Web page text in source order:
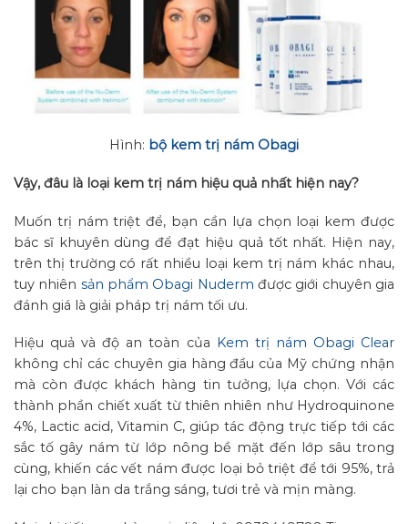
Hình: bộ kem trị nám Obagi
Vậy, đâu là loại kem trị nám hiệu quả nhất hiện nay?
Muốn trị nám triệt để, bạn cần lựa chọn loại kem được
bác sĩ khuyên dùng để đạt hiệu quả tốt nhất. Hiện nay,
trên thị trường có rất nhiều loại kem trị nám khác nhau,
tuy nhiên sản phẩm Obagi Nuderm được giới chuyên gia
đánh giá là giải pháp trị nám tối ưu.
Hiệu quả và độ an toàn của
Kem trị nám Obagi Clear
không chỉ các chuyên gia hàng đầu của Mỹ chứng nhận
mà còn được khách hàng tin tưởng, lựa chọn. Với các
thành phần chiết xuất từ thiên nhiên như Hydroquinone
4%, Lactic acid, Vitamin C, giúp tác động trực tiếp tới các
sắc tố gây nám từ lớp nông bề mặt đến lớp sâu trong
cùng, khiến các vết nám được loại bỏ triệt để tới 95%, trả
lại cho bạn làn da trắng sáng, tươi trẻ và mịn màng.